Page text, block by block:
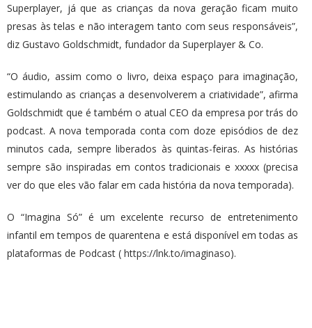
Superplayer, já que as crianças da nova geração ficam muito
presas às telas e não interagem tanto com seus responsáveis”,
diz Gustavo Goldschmidt, fundador da Superplayer & Co.
“O áudio, assim como o livro, deixa espaço para imaginação,
estimulando as crianças a desenvolverem a criatividade”, afirma
Goldschmidt que é também o atual CEO da empresa por trás do
podcast. A nova temporada conta com doze episódios de dez
minutos cada, sempre liberados às quintas-feiras. As histórias
sempre são inspiradas em contos tradicionais e xxxxx (precisa
ver do que eles vão falar em cada história da nova temporada).
O “Imagina Só” é um excelente recurso de entretenimento
infantil em tempos de quarentena e está disponível em todas as
plataformas de Podcast ( https://lnk.to/imaginaso).